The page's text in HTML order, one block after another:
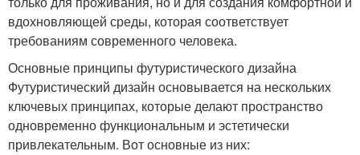
вдохновляющей среды, которая соответствует
требованиям современного человека.
Основные принципы футуристического дизайна
Футуристический дизайн основывается на нескольких
ключевых принципах, которые делают пространство
одновременно функциональным и эстетически
привлекательным. Вот основные из них: